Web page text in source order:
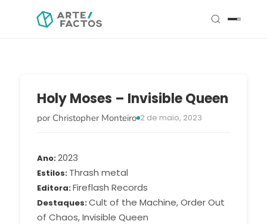
Holy Moses – Invisible Queen
por Christopher Monteiro 2 de maio, 2023
Ano 2023
Estilos Thrash metal
Editora Fireflash Records
Destaques Cult of the Machine, Order Out
of Chaos, Invisible Queen